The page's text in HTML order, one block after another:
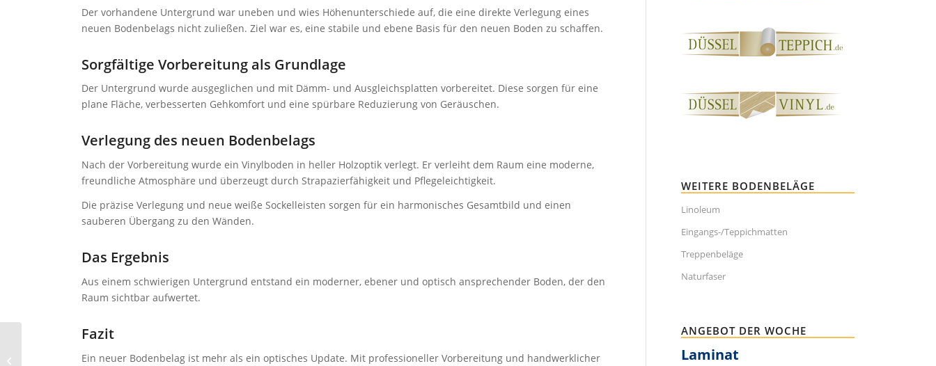
Der vorhandene Untergrund war uneben und wies Höhenunterschiede auf, die eine direkte Verlegung eines
neuen Bodenbelags nicht zuließen. Ziel war es, eine stabile und ebene Basis für den neuen Boden zu schaffen.
Sorgfältige Vorbereitung als Grundlage
Der Untergrund wurde ausgeglichen und mit Dämm- und Ausgleichsplatten vorbereitet. Diese sorgen für eine
plane Fläche, verbesserten Gehkomfort und eine spürbare Reduzierung von Geräuschen.
Verlegung des neuen Bodenbelags
Nach der Vorbereitung wurde ein Vinylboden in heller Holzoptik verlegt. Er verleiht dem Raum eine moderne,
freundliche Atmosphäre und überzeugt durch Strapazierfähigkeit und Pflegeleichtigkeit.
Die präzise Verlegung und neue weiße Sockelleisten sorgen für ein harmonisches Gesamtbild und einen
sauberen Übergang zu den Wänden.
Das Ergebnis
Aus einem schwierigen Untergrund entstand ein moderner, ebener und optisch ansprechender Boden, der den
Raum sichtbar aufwertet.
Fazit
Ein neuer Bodenbelag ist mehr als ein optisches Update. Mit professioneller Vorbereitung und handwerklicher
WEITERE BODENBELÄGE
Linoleum
Eingangs-/Teppichmatten
Treppenbeläge
Naturfaser
ANGEBOT DER WOCHE
Laminat
Vom abgenutzten
Boden zum echten